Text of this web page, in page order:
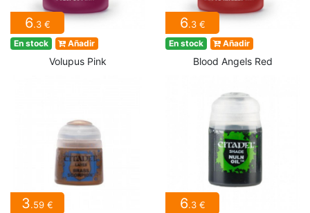
6.3 €
En stock Añadir
Volupus Pink
6.3 €
En stock Añadir
Blood Angels Red
3.59 € 6.3 €